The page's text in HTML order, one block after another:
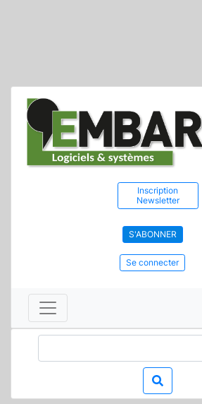
Inscription
Newsletter
S'ABONNER
Se connecter